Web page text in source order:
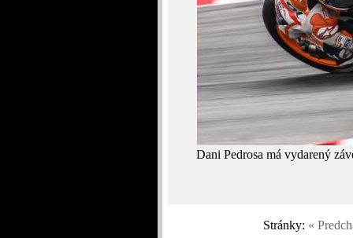
Dani Pedrosa má vydarený
Stránky: «